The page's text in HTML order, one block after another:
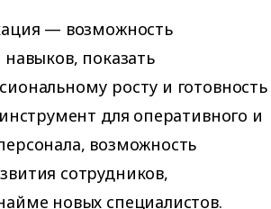
— возможность
показать
росту и готовность
для оперативного и
возможность
сотрудников,
новых специалистов.